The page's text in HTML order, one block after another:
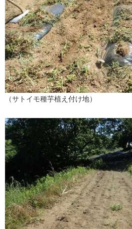
（サトイモ種芋植え付け地）